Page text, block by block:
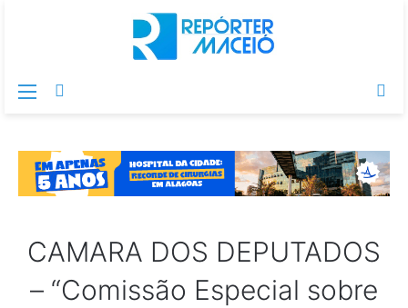
Menu
CAMARA DOS DEPUTADOS
– “Comissão Especial sobre